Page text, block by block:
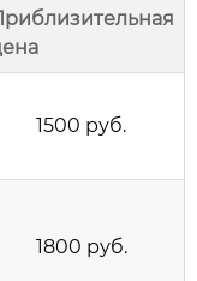
1500 руб.
1800 руб.